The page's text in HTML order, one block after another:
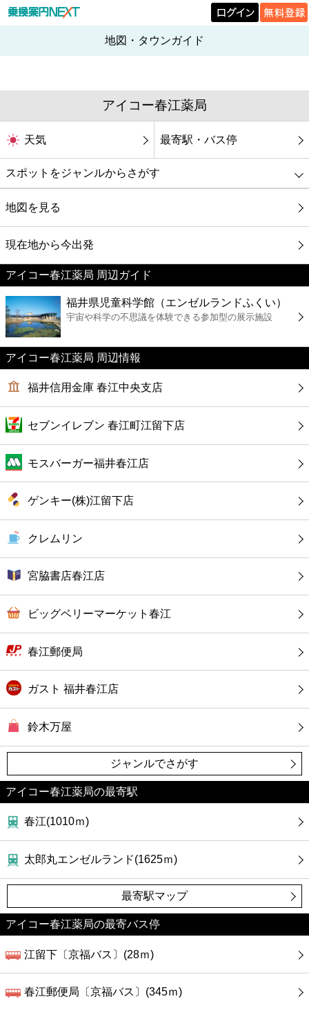
地図・タウンガイド
アイコー春江薬局
天気 最寄駅・バス停
スポットをジャンルからさがす
グルメ
映画
美容
コンビニ
薬局
スーパー
エンタメ
レジャー
書店
ファミレス
ファーストフード
カフェ
ショッピング
銀行
公共
地図を見る
現在地から今出発
アイコー春江薬局 周辺ガイド
福井県児童科学館（エンゼルランドふくい）
宇宙や科学の不思議を体験できる参加型の展示施設
アイコー春江薬局 周辺情報
福井信用金庫 春江中央支店
セブンイレブン 春江町江留下店
モスバーガー福井春江店
ゲンキー(株)江留下店
クレムリン
宮脇書店春江店
ビッグベリーマーケット春江
春江郵便局
ガスト 福井春江店
鈴木万屋
ジャンルでさがす
アイコー春江薬局の最寄駅
春江(1010ｍ)
太郎丸エンゼルランド(1625ｍ)
最寄駅マップ
アイコー春江薬局の最寄バス停
江留下〔京福バス〕(28ｍ)
春江郵便局〔京福バス〕(345ｍ)